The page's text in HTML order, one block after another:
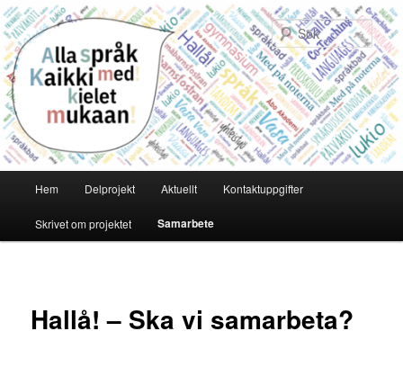
Hoppa
till
primärt
innehåll
Sök
Hem Delprojekt Aktuellt Kontaktuppgifter
Skrivet om projektet Samarbete
Hallå! – Ska vi samarbeta?